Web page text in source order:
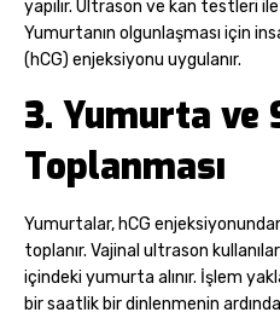
yapılır. Ultrason ve kan testleri
Yumurtanın olgunlaşması için
(hCG) enjeksiyonu uygulanır.
3. Yumurta ve
Toplanması
Yumurtalar, hCG
toplanır. Vajinal ultrason
içindeki yumurta alınır. İşlem
bir saatlik bir dinlenmenin